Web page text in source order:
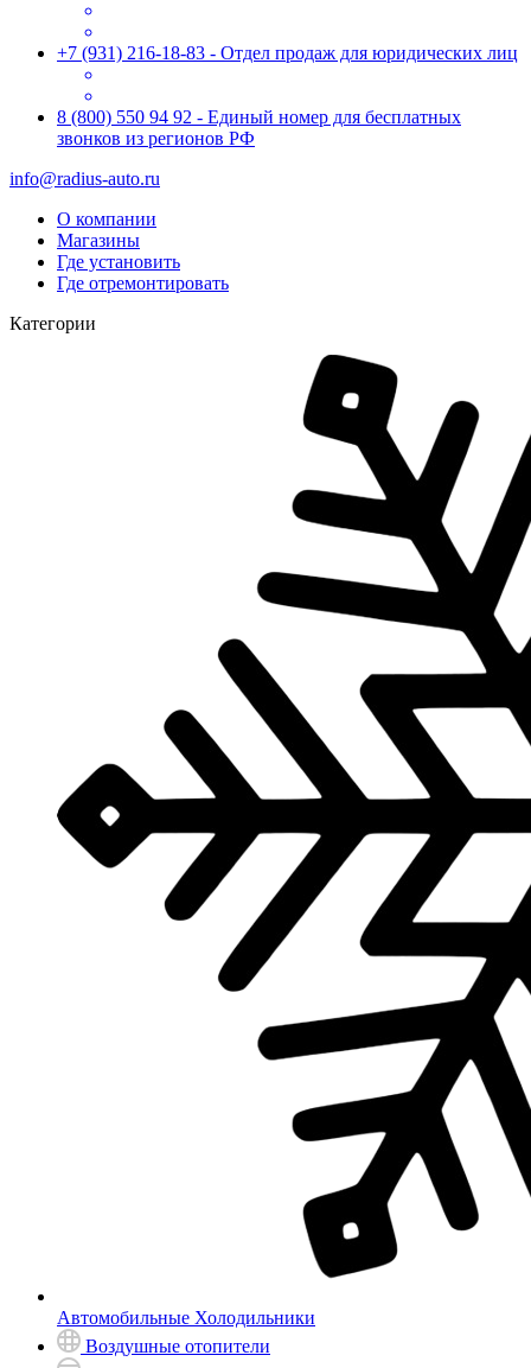
+7 (931) 216-18-83 - Отдел продаж для юридических лиц
8 (800) 550 94 92 - Единый номер для бесплатных
звонков из регионов РФ
info@radius-auto.ru
О компании
Магазины
Где установить
Где отремонтировать
Категории
Автомобильные Холодильники
Воздушные отопители